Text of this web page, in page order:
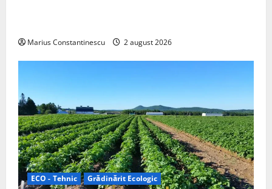
Marius Constantinescu 2 august 2026
ECO - Tehnic Grădinărit Ecologic